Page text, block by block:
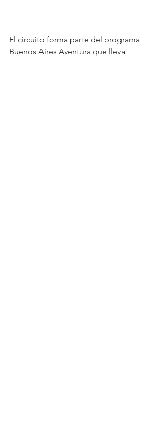
El circuito forma parte del programa
Buenos Aires Aventura que lleva